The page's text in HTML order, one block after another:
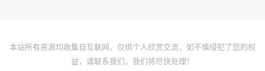
本站所有资源均收集自互联网，仅供个人欣赏交流，如不慎侵犯了您的权
益，请联系我们，我们将尽快处理！